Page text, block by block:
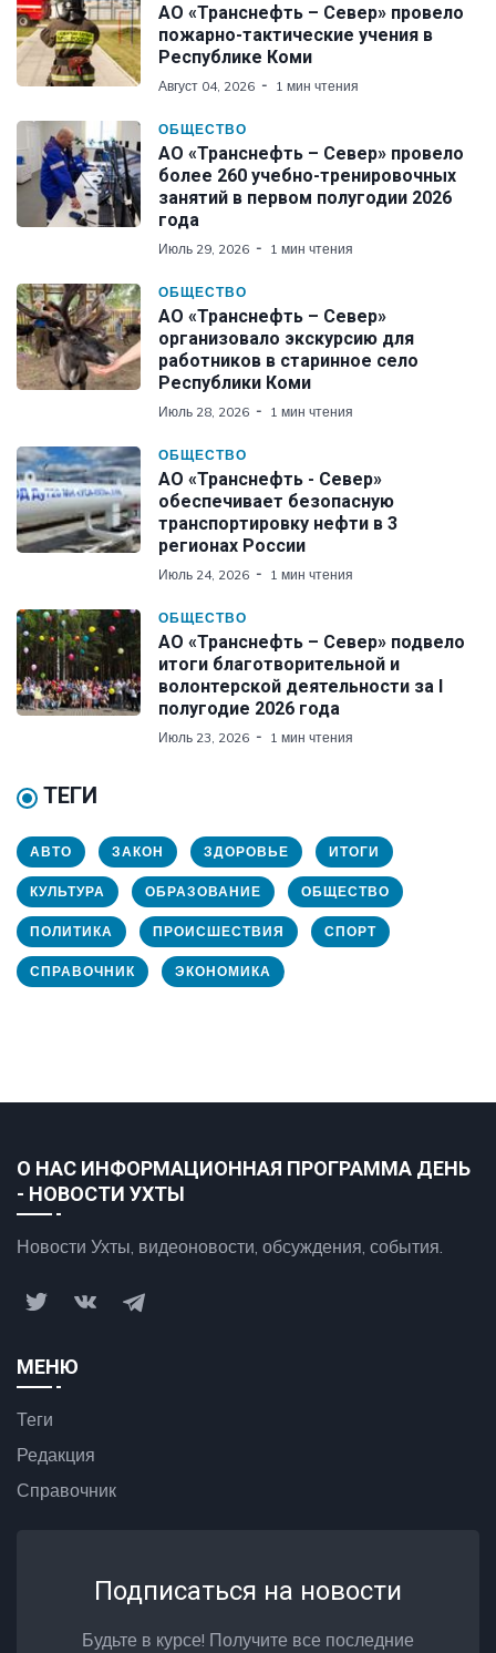
АО «Транснефть – Север» провело
пожарно-тактические учения в
Республике Коми
Август 04, 2026 1 мин чтения
ОБЩЕСТВО
АО «Транснефть – Север» провело
более 260 учебно-тренировочных
занятий в первом полугодии 2026
года
Июль 29, 2026 1 мин чтения
ОБЩЕСТВО
АО «Транснефть – Север»
организовало экскурсию для
работников в старинное село
Республики Коми
Июль 28, 2026 1 мин чтения
ОБЩЕСТВО
АО «Транснефть - Север»
обеспечивает безопасную
транспортировку нефти в 3
регионах России
Июль 24, 2026 1 мин чтения
ОБЩЕСТВО
АО «Транснефть – Север» подвело
итоги благотворительной и
волонтерской деятельности за I
полугодие 2026 года
Июль 23, 2026 1 мин чтения
ТЕГИ
АВТО ЗАКОН ЗДОРОВЬЕ ИТОГИ
КУЛЬТУРА ОБРАЗОВАНИЕ ОБЩЕСТВО
ПОЛИТИКА ПРОИСШЕСТВИЯ СПОРТ
СПРАВОЧНИК ЭКОНОМИКА
О НАС ИНФОРМАЦИОННАЯ ПРОГРАММА ДЕНЬ
- НОВОСТИ УХТЫ
Новости Ухты, видеоновости, обсуждения, события.
МЕНЮ
Теги
Редакция
Справочник
Подписаться на новости
Будьте в курсе! Получите все последние